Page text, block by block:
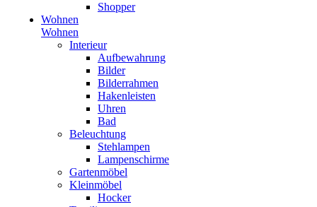
Shopper
Wohnen
Wohnen
Interieur
Aufbewahrung
Bilder
Bilderrahmen
Hakenleisten
Uhren
Bad
Beleuchtung
Stehlampen
Lampenschirme
Gartenmöbel
Kleinmöbel
Hocker